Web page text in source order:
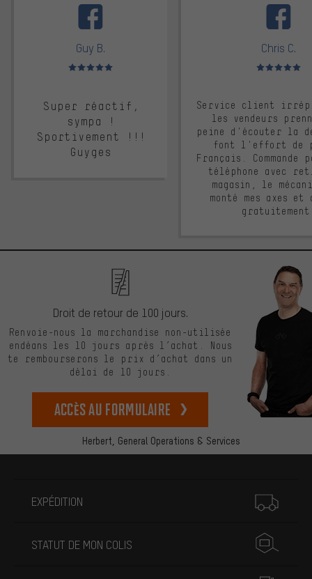
Guy B.
Note moyenne : 5 sur 5
Super réactif,
sympa !
Sportivement !!!
Guyges
Chris C.
Note moyenne :
Service client
les vendeurs
peine d'écouter la
font l'effort de
Français. Commande
téléphone avec
magasin, le
monté mes axes et
Herbert, General Operations & Services
Droit de retour de 100 jours.
Renvoie-nous la marchandise non-utilisée
endéans les 10 jours après l’achat. Nous
te rembourserons le prix d’achat dans un
délai de 10 jours.
Accès au formulaire
EXPÉDITION
STATUT DE MON COLIS